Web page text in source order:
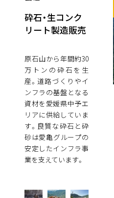
砕石・生コンク
リート製造販売
原石山から年間約30
万トンの砕石を生
産。道路づくりやイ
ンフラの基盤となる
資材を愛媛県中予エ
リアに供給していま
す。良質な砕石と砕
砂は愛亀グループの
安定したインフラ事
業を支えています。